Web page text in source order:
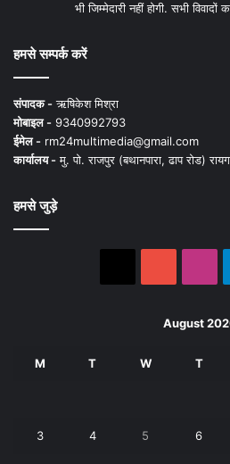
भी जिम्मेदारी नहीं होगी. सभी विवादों
हमसे सम्पर्क करें
संपादक -ऋषिकेश मिश्रा
मोबाइल - 9340992793
ईमेल - rm24multimedia@gmail.com
कार्यालय -मु. पो. राजपुर (बथानपारा, ढाप रोड)
हमसे जुड़े
August
M T W T
3 4 5 6